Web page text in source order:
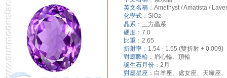
英文名稱： Amethyst / Amatista /
化學式： SiO2
晶系： 三方晶系
硬度： 7.0
比重： 2.65
折射率： 1.54 - 1.55 (雙折射 + 0.009)
對應脈輪： 眉心輪、頂輪
誕生石月份： 2月
對應星座： 白羊座、處女座、天蠍座